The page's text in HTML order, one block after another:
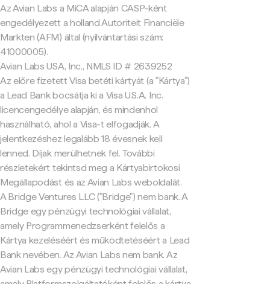
Az Avian Labs a MiCA alapján CASP-ként
engedélyezett a holland Autoriteit Financiële
Markten (AFM) által (nyilvántartási szám:
41000005).
Avian Labs USA, Inc., NMLS ID # 2639252
Az előre fizetett Visa betéti kártyát (a "Kártya")
a Lead Bank bocsátja ki a Visa U.S.A. Inc.
licencengedélye alapján, és mindenhol
használható, ahol a Visa-t elfogadják. A
jelentkezéshez legalább 18 évesnek kell
lenned. Díjak merülhetnek fel. További
részletekért tekintsd meg a Kártyabirtokosi
Megállapodást és az Avian Labs weboldalát.
A Bridge Ventures LLC ("Bridge") nem bank. A
Bridge egy pénzügyi technológiai vállalat,
amely Programmenedzserként felelős a
Kártya kezeléséért és működtetéséért a Lead
Bank nevében. Az Avian Labs nem bank. Az
Avian Labs egy pénzügyi technológiai vállalat,